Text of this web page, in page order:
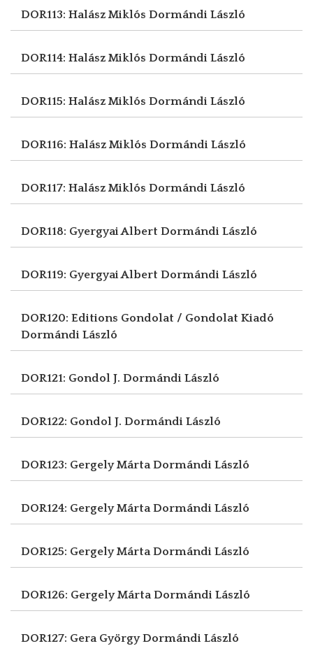
DOR113: Halász Miklós Dormándi László
DOR114: Halász Miklós Dormándi László
DOR115: Halász Miklós Dormándi László
DOR116: Halász Miklós Dormándi László
DOR117: Halász Miklós Dormándi László
DOR118: Gyergyai Albert Dormándi László
DOR119: Gyergyai Albert Dormándi László
DOR120: Editions Gondolat / Gondolat Kiadó
Dormándi László
DOR121: Gondol J. Dormándi László
DOR122: Gondol J. Dormándi László
DOR123: Gergely MártaDormándi László
DOR124: Gergely MártaDormándi László
DOR125: Gergely MártaDormándi László
DOR126: Gergely MártaDormándi László
DOR127: Gera GyörgyDormándi László